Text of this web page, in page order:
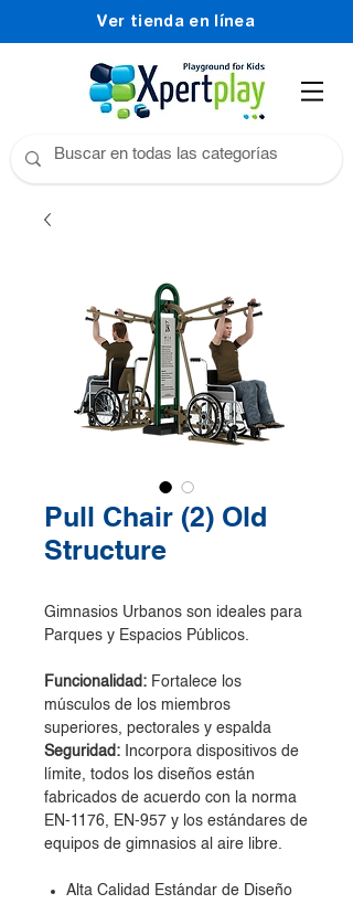
Ver tienda en línea
Pull Chair (2) Old
Structure
Gimnasios Urbanos son ideales para
Parques y Espacios Públicos.
Funcionalidad: Fortalece los
músculos de los miembros
superiores, pectorales y espalda
Seguridad:
Incorpora dispositivos de
límite, todos los diseños están
fabricados de acuerdo con la norma
EN-1176, EN-957 y los estándares de
equipos de gimnasios al aire libre.
Alta Calidad Estándar de Diseño